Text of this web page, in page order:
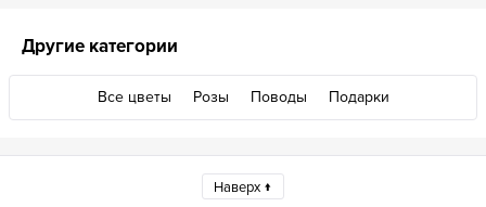
Другие категории
Все цветы Розы Поводы Подарки
Наверх ↑